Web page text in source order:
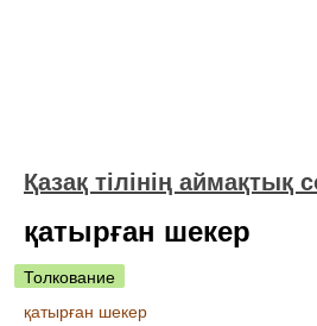
Қазақ тілінің аймақтық
қатырған шекер
Толкование
қатырған шекер